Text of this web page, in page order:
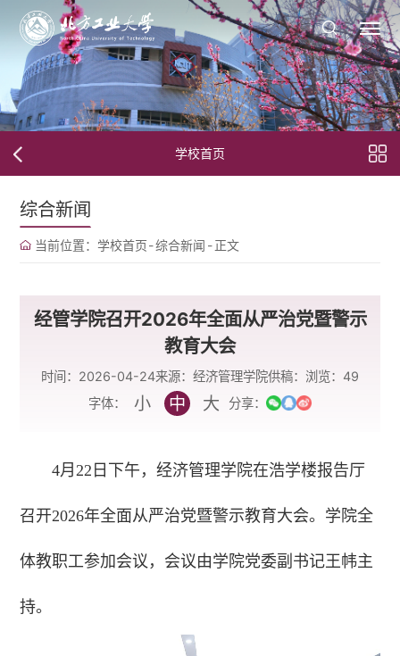
学校首页
综合新闻
当前位置： 学校首页-综合新闻 -正文
经管学院召开2026年全面从严治党暨警示
教育大会
时间：2026-04-24来源：经济管理学院供稿： 浏览： 49
字体：
小 中 大 分享：
4月22日下午，经济管理学院在浩学楼报告厅
召开2026年全面从严治党暨警示教育大会。学院全
体教职工参加会议，会议由学院党委副书记王帏主
持。